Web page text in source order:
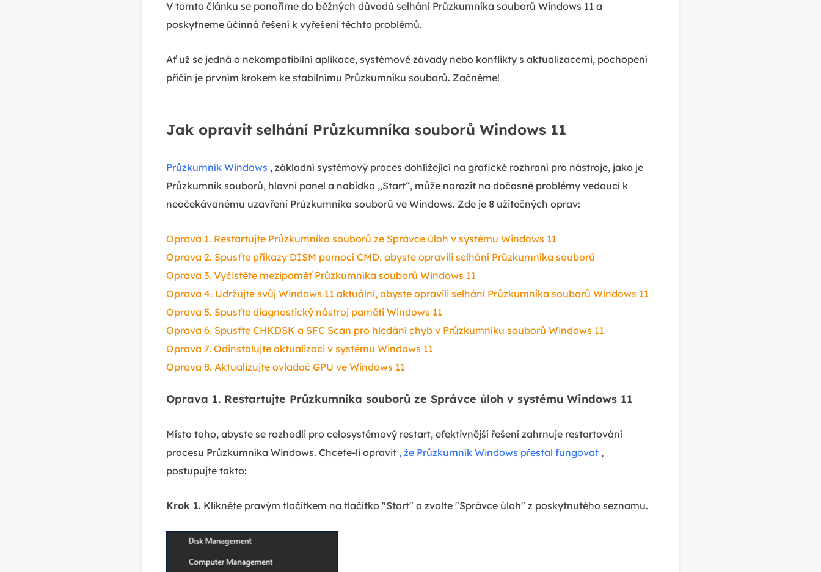
V tomto článku se ponoříme do běžných důvodů selhání Průzkumníka souborů Windows 11 a
poskytneme účinná řešení k vyřešení těchto problémů.
Ať už se jedná o nekompatibilní aplikace, systémové závady nebo konflikty s aktualizacemi, pochopení
příčin je prvním krokem ke stabilnímu Průzkumníku souborů. Začněme!
Jak opravit selhání Průzkumníka souborů Windows 11
Průzkumník Windows , základní systémový proces dohlížející na grafické rozhraní pro nástroje, jako je
Průzkumník souborů, hlavní panel a nabídka „Start“, může narazit na dočasné problémy vedoucí k
neočekávanému uzavření Průzkumníka souborů ve Windows. Zde je 8 užitečných oprav:
Oprava 1. Restartujte Průzkumníka souborů ze Správce úloh v systému Windows 11
Oprava 2. Spusťte příkazy DISM pomocí CMD, abyste opravili selhání Průzkumníka souborů
Oprava 3. Vyčistěte mezipaměť Průzkumníka souborů Windows 11
Oprava 4. Udržujte svůj Windows 11 aktuální, abyste opravili selhání Průzkumníka souborů Windows 11
Oprava 5. Spusťte diagnostický nástroj paměti Windows 11
Oprava 6. Spusťte CHKDSK a SFC Scan pro hledání chyb v Průzkumníku souborů Windows 11
Oprava 7. Odinstalujte aktualizaci v systému Windows 11
Oprava 8. Aktualizujte ovladač GPU ve Windows 11
Oprava 1. Restartujte Průzkumníka souborů ze Správce úloh v systému Windows 11
Místo toho, abyste se rozhodli pro celosystémový restart, efektivnější řešení zahrnuje restartování
procesu Průzkumníka Windows. Chcete-li opravit , že Průzkumník Windows přestal fungovat ,
postupujte takto:
Krok 1. Klikněte pravým tlačítkem na tlačítko "Start" a zvolte "Správce úloh" z poskytnutého seznamu.